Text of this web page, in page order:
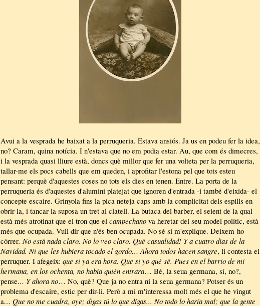
Avui a la vesprada he baixat a la perruqueria. Estava ansiós. Ja us en podeu fer la idea,
no? Caram, quina notícia. I n'estava que no em podia estar. Au, que com és dimecres,
i la vesprada quasi lliure està, doncs què millor que fer una volteta per la perruqueria,
tallar-me els pocs cabells que em queden, i aprofitar l'estona pel que tots esteu
pensant: perquè d'aquestes coses no tots els dies en tenen. Entre. La porta de la
perruqueria és d'aquestes d'alumini platejat que ignoren d'entrada -i també d'eixida- el
concepte escaire. Grinyola fins la pica neteja caps amb la complicitat dels espills en
obrir-la, i tancar-la suposa un tret al clatell. La butaca del barber, el seient de la qual
està més atrotinat que el tron que el campechano va heretar del seu model polític, està
més que ocupada. Vull dir que n'és ben ocupada. No sé si m'explique. Deixem-ho
córrer. No está nada claro. No lo veo claro. Qué casualidad! Y a cuatro días de la
Navidad. Ni que les hubiera tocado el gordo… Ahora todos hacen sangre, li contesta el
perruquer. I afegeix: que si ya era hora. Que si yo qué sé. Pues en el barrio de mi
hermana, en los ochenta, no había quién entrara… Bé, la seua germana, sí, no?,
pense… Y ahora no… No, què? Que ja no entra ni la seua germana? Potser és un
problema d'escaire, estic per dir-li. Però a mi m'interessa molt més el que he vingut
a… Que no me cuadra, oye; digas tú lo que digas... No todo lo haría mal; que la gente